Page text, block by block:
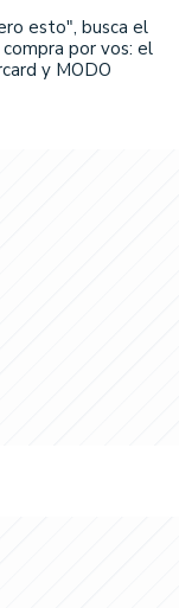
esto", busca el
por vos: el
y MODO